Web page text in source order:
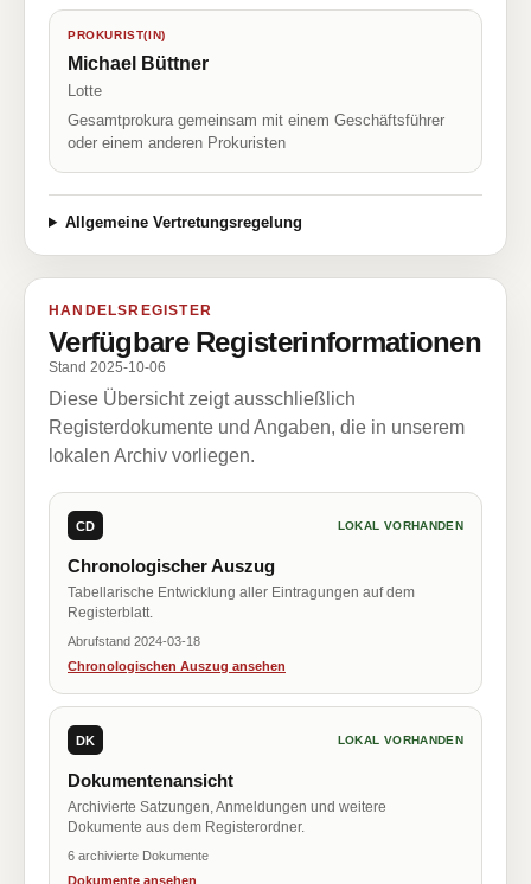
PROKURIST(IN)
Michael Büttner
Lotte
Gesamtprokura gemeinsam mit einem Geschäftsführer
oder einem anderen Prokuristen
Allgemeine Vertretungsregelung
HANDELSREGISTER
Verfügbare Registerinformationen
Stand 2025-10-06
Diese Übersicht zeigt ausschließlich
Registerdokumente und Angaben, die in unserem
lokalen Archiv vorliegen.
CD LOKAL VORHANDEN
Chronologischer Auszug
Tabellarische Entwicklung aller Eintragungen auf dem
Registerblatt.
Abrufstand 2024-03-18
Chronologischen Auszug ansehen
DK LOKAL VORHANDEN
Dokumentenansicht
Archivierte Satzungen, Anmeldungen und weitere
Dokumente aus dem Registerordner.
6 archivierte Dokumente
Dokumente ansehen